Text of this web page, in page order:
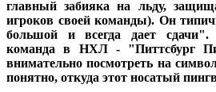
главный забияка на льду,
игроков своей команды). Он
большой и всегда дает
команда в НХЛ - "Питтсбург
внимательно посмотреть на
понятно, откуда этот носатый